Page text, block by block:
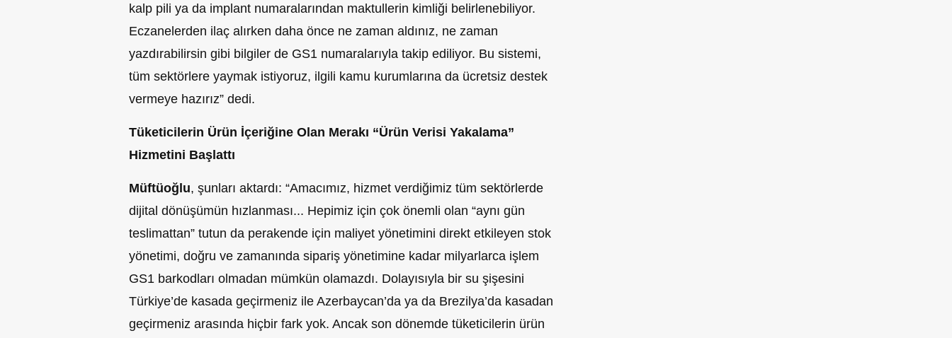
kalp pili ya da implant numaralarından maktullerin kimliği belirlenebiliyor.
Eczanelerden ilaç alırken daha önce ne zaman aldınız, ne zaman
yazdırabilirsin gibi bilgiler de GS1 numaralarıyla takip ediliyor. Bu sistemi,
tüm sektörlere yaymak istiyoruz, ilgili kamu kurumlarına da ücretsiz destek
vermeye hazırız” dedi.
Tüketicilerin Ürün İçeriğine Olan Merakı “Ürün Verisi Yakalama”
Hizmetini Başlattı
Müftüoğlu, şunları aktardı: “Amacımız, hizmet verdiğimiz tüm sektörlerde
dijital dönüşümün hızlanması... Hepimiz için çok önemli olan “aynı gün
teslimattan” tutun da perakende için maliyet yönetimini direkt etkileyen stok
yönetimi, doğru ve zamanında sipariş yönetimine kadar milyarlarca işlem
GS1 barkodları olmadan mümkün olamazdı. Dolayısıyla bir su şişesini
Türkiye’de kasada geçirmeniz ile Azerbaycan’da ya da Brezilya’da kasadan
geçirmeniz arasında hiçbir fark yok. Ancak son dönemde tüketicilerin ürün